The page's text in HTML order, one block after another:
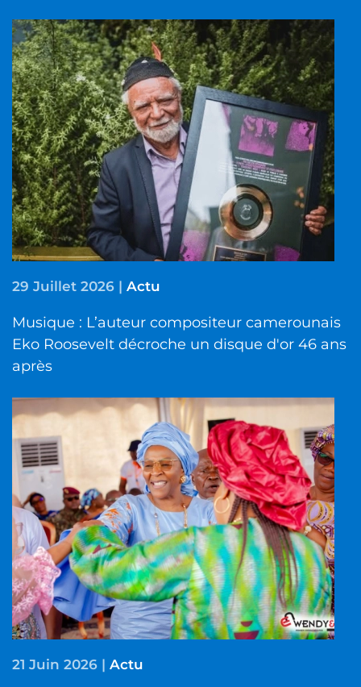
29 Juillet 2026 | Actu
Musique : L’auteur compositeur camerounais
Eko Roosevelt décroche un disque d'or 46 ans
après
21 Juin 2026 | Actu